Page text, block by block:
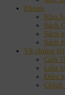
Ebook
Kho
Sách
Sách
Sách
Về chúng tôi
Giới
Liên
Điều
Chính